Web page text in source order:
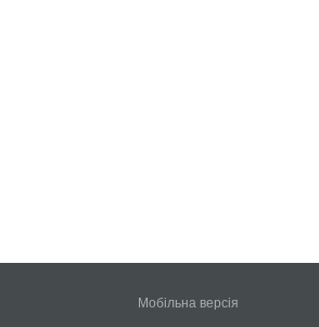
Мобільна версія